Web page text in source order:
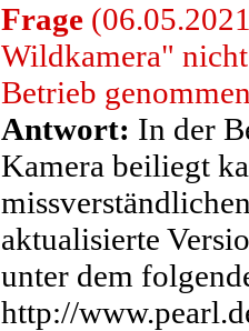
Frage
Wildkamera"
Betrieb
Antwort: In der
Kamera beiliegt
aktualisierte
unter dem
http://